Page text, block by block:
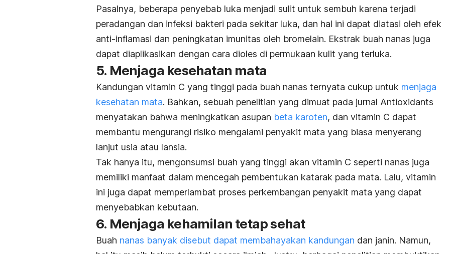
Pasalnya, beberapa penyebab luka menjadi sulit untuk sembuh karena terjadi
peradangan dan infeksi bakteri pada sekitar luka, dan hal ini dapat diatasi oleh efek
anti-inflamasi dan peningkatan imunitas oleh bromelain. Ekstrak buah nanas juga
dapat diaplikasikan dengan cara dioles di permukaan kulit yang terluka.
5. Menjaga kesehatan mata
Kandungan vitamin C yang tinggi pada buah nanas ternyata cukup untuk menjaga
kesehatan mata. Bahkan, sebuah penelitian yang dimuat pada jurnal Antioxidants
menyatakan bahwa meningkatkan asupan beta karoten, dan vitamin C dapat
membantu mengurangi risiko mengalami penyakit mata yang biasa menyerang
lanjut usia atau lansia.
Tak hanya itu, mengonsumsi buah yang tinggi akan vitamin C seperti nanas juga
memiliki manfaat dalam mencegah pembentukan katarak pada mata. Lalu, vitamin
ini juga dapat memperlambat proses perkembangan penyakit mata yang dapat
menyebabkan kebutaan.
6. Menjaga kehamilan tetap sehat
Buah nanas banyak disebut dapat membahayakan kandungan dan janin. Namun,